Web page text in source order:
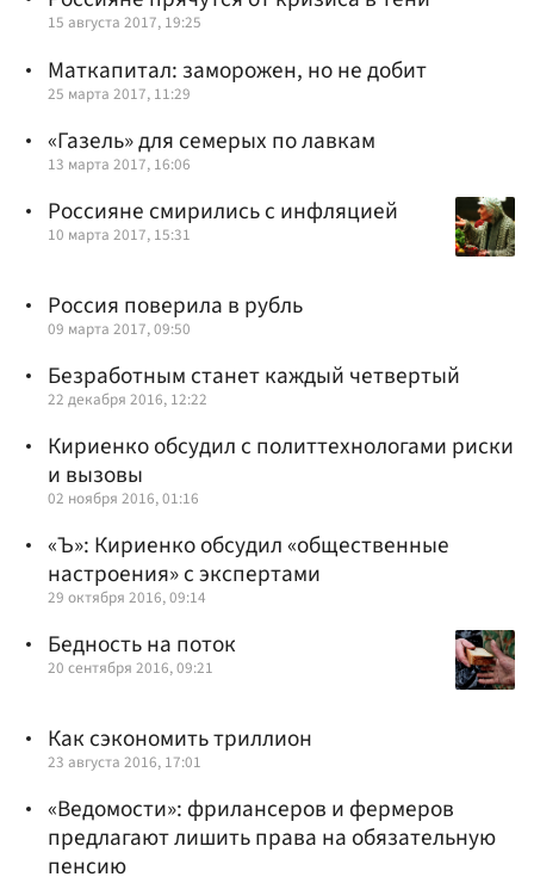
15 августа 2017, 19:25
Маткапитал: заморожен, но не добит
25 марта 2017, 11:29
«Газель» для семерых по лавкам
13 марта 2017, 16:06
Россияне смирились с инфляцией
10 марта 2017, 15:31
Россия поверила в рубль
09 марта 2017, 09:50
Безработным станет каждый четвертый
22 декабря 2016, 12:22
Кириенко обсудил с политтехнологами риски
и вызовы
02 ноября 2016, 01:16
«Ъ»: Кириенко обсудил «общественные
настроения» с экспертами
29 октября 2016, 09:14
Бедность на поток
20 сентября 2016, 09:21
Как сэкономить триллион
23 августа 2016, 17:01
«Ведомости»: фрилансеров и фермеров
предлагают лишить права на обязательную
пенсию